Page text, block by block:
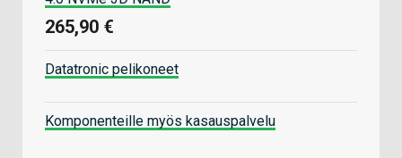
265,90 €
Datatronic pelikoneet
Komponenteille myös kasauspalvelu